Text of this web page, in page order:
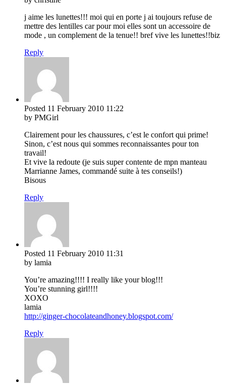
j aime les lunettes!!! moi qui en porte j ai toujours refuse de
mettre des lentilles car pour moi elles sont un accessoire de
mode , un complement de la tenue!! bref vive les lunettes!!biz
Reply
Posted 11 February 2010 11:22
by PMGirl
Clairement pour les chaussures, c’est le confort qui prime!
Sinon, c’est nous qui sommes reconnaissantes pour ton
travail!
Et vive la redoute (je suis super contente de mpn manteau
Marrianne James, commandé suite à tes conseils!)
Bisous
Reply
Posted 11 February 2010 11:31
by lamia
You’re amazing!!!! I really like your blog!!!
You’re stunning girl!!!!
XOXO
lamia
http://ginger-chocolateandhoney.blogspot.com/
Reply